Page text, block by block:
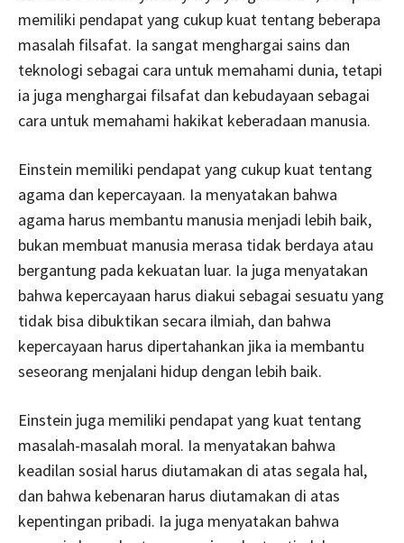
memiliki pendapat yang cukup kuat tentang beberapa
masalah filsafat. Ia sangat menghargai sains dan
teknologi sebagai cara untuk memahami dunia, tetapi
ia juga menghargai filsafat dan kebudayaan sebagai
cara untuk memahami hakikat keberadaan manusia.
Einstein memiliki pendapat yang cukup kuat tentang
agama dan kepercayaan. Ia menyatakan bahwa
agama harus membantu manusia menjadi lebih baik,
bukan membuat manusia merasa tidak berdaya atau
bergantung pada kekuatan luar. Ia juga menyatakan
bahwa kepercayaan harus diakui sebagai sesuatu yang
tidak bisa dibuktikan secara ilmiah, dan bahwa
kepercayaan harus dipertahankan jika ia membantu
seseorang menjalani hidup dengan lebih baik.
Einstein juga memiliki pendapat yang kuat tentang
masalah-masalah moral. Ia menyatakan bahwa
keadilan sosial harus diutamakan di atas segala hal,
dan bahwa kebenaran harus diutamakan di atas
kepentingan pribadi. Ia juga menyatakan bahwa